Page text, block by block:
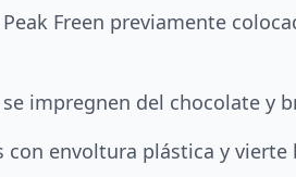
Freen previamente
impregnen del chocolate y
envoltura plástica y